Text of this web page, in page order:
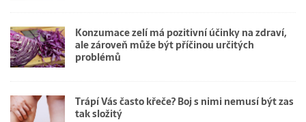
Konzumace zelí má pozitivní účinky na zdraví,
ale zároveň může být příčinou určitých
problémů
Trápí Vás často křeče? Boj s nimi nemusí být zas
tak složitý